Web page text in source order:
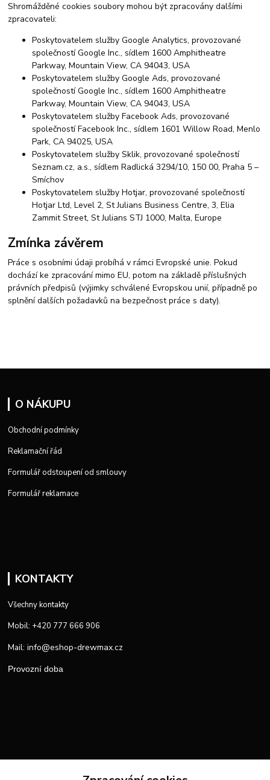
Shromážděné cookies soubory mohou být zpracovány dalšími
zpracovateli:
Poskytovatelem služby Google Analytics, provozované
společností Google Inc., sídlem 1600 Amphitheatre
Parkway, Mountain View, CA 94043, USA
Poskytovatelem služby Google Ads, provozované
společností Google Inc., sídlem 1600 Amphitheatre
Parkway, Mountain View, CA 94043, USA
Poskytovatelem služby Facebook Ads, provozované
společností Facebook Inc., sídlem 1601 Willow Road, Menlo
Park, CA 94025, USA
Poskytovatelem služby Sklik, provozované společností
Seznam.cz, a.s., sídlem Radlická 3294/10, 150 00, Praha 5 –
Smíchov
Poskytovatelem služby Hotjar, provozované společností
Hotjar Ltd, Level 2, St Julians Business Centre, 3, Elia
Zammit Street, St Julians STJ 1000, Malta, Europe
Zmínka závěrem
Práce s osobními údaji probíhá v rámci Evropské unie. Pokud
dochází ke zpracování mimo EU, potom na základě příslušných
právních předpisů (výjimky schválené Evropskou unií, případně po
splnění dalších požadavků na bezpečnost práce s daty).
O NÁKUPU
Obchodní podmínky
Reklamační řád
Formulář odstoupení od smlouvy
Formulář reklamace
KONTAKTY
Všechny kontakty
Mobil: +420 777 666 906
Mail: info@eshop-drewmax.cz
Provozní doba